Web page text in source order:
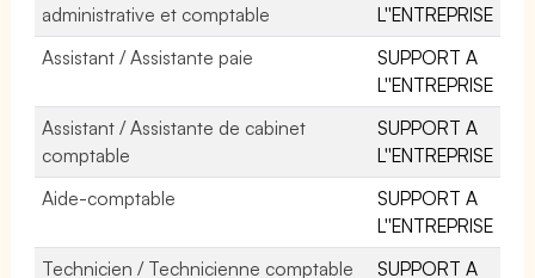
administrative et comptable
L''ENTREPRISE
Assistant / Assistante paie
SUPPORT A
L''ENTREPRISE
Assistant / Assistante de cabinet
comptable
SUPPORT A
L''ENTREPRISE
Aide-comptable
SUPPORT A
L''ENTREPRISE
Technicien / Technicienne comptable
SUPPORT A